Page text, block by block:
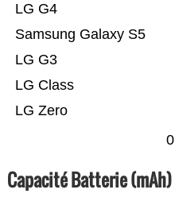
LG Zero
LG Class
LG G3
Samsung Galaxy S5
LG G4
0
Capacité Batterie (mAh)